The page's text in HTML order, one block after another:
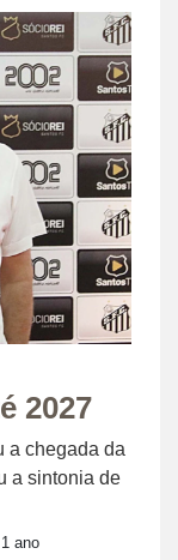
2027
a chegada da
a sintonia de
ano